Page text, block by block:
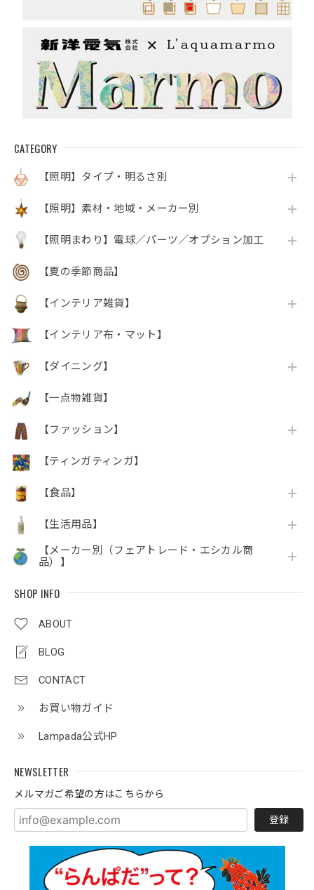
CATEGORY
【照明】タイプ・明るさ別
【照明】素材・地域・メーカー別
【照明まわり】電球／パーツ／オプション加工
【夏の季節商品】
【インテリア雑貨】
【インテリア布・マット】
【ダイニング】
【一点物雑貨】
【ファッション】
【ティンガティンガ】
【食品】
【生活用品】
【メーカー別（フェアトレード・エシカル商
品）】
SHOP INFO
ABOUT
BLOG
CONTACT
お買い物ガイド
Lampada公式HP
NEWSLETTER
メルマガご希望の方はこちらから
登録